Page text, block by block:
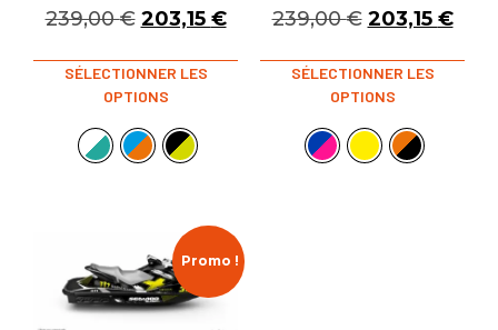
239,00€ 203,15 €
SÉLECTIONNER LES
OPTIONS
239,00€ 203,15 €
SÉLECTIONNER LES
OPTIONS
Promo !